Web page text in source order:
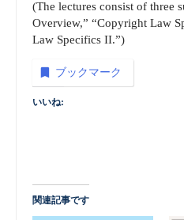
(The lectures consist of three
Overview,” “Copyright Law
Law Specifics II.”)
ブックマーク
いいね:
関連記事です